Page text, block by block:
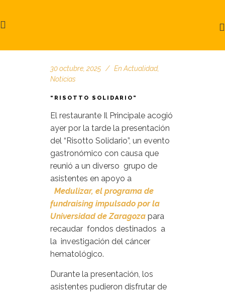
30 octubre, 2025 En Actualidad,
Noticias
“RISOTTO SOLIDARIO”
El restaurante Il Principale acogió
ayer por la tarde la presentación
del “Risotto Solidario”, un evento
gastronómico con causa que
reunió a un diverso grupo de
asistentes en apoyo a
Medulizar, el programa de
fundraising impulsado por la
Universidad de Zaragoza para
recaudar fondos destinados a
la investigación del cáncer
hematológico.
Durante la presentación, los
asistentes pudieron disfrutar de